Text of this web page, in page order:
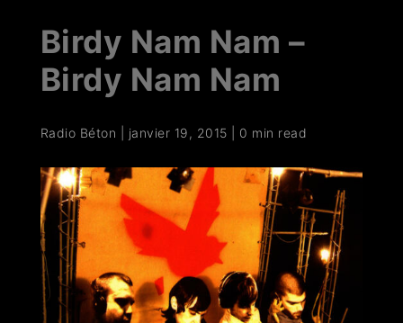
Birdy Nam Nam –
Birdy Nam Nam
Radio Béton janvier 19, 2015 0 min read